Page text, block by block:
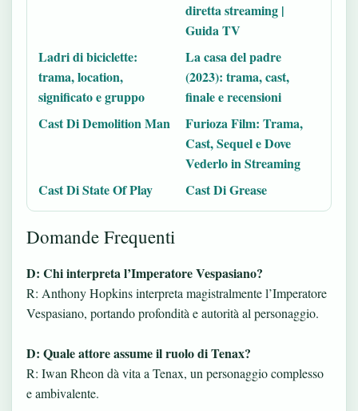
diretta streaming |
Guida TV
Ladri di biciclette:
trama, location,
significato e gruppo
La casa del padre
(2023): trama, cast,
finale e recensioni
Cast Di Demolition Man
Furioza Film: Trama,
Cast, Sequel e Dove
Vederlo in Streaming
Cast Di State Of Play
Cast Di Grease
Domande Frequenti
D: Chi interpreta l’Imperatore Vespasiano?
R: Anthony Hopkins interpreta magistralmente l’Imperatore
Vespasiano, portando profondità e autorità al personaggio.
D: Quale attore assume il ruolo di Tenax?
R: Iwan Rheon dà vita a Tenax, un personaggio complesso
e ambivalente.